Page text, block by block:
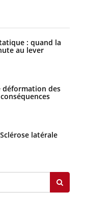
: quand la
au lever
déformation des
latérale